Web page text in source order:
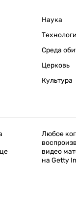
Наука
Среда
Церковь
Культура
Любое
видео
на Getty